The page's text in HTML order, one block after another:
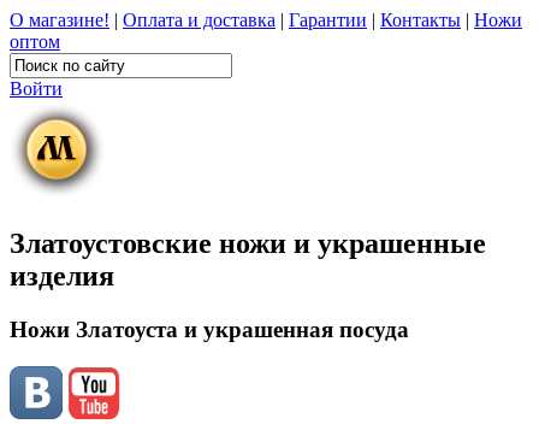
О магазине! | Оплата и доставка | Гарантии | Контакты | Ножи
оптом
Войти
Златоустовские ножи и украшенные
изделия
Ножи Златоуста и украшенная посуда